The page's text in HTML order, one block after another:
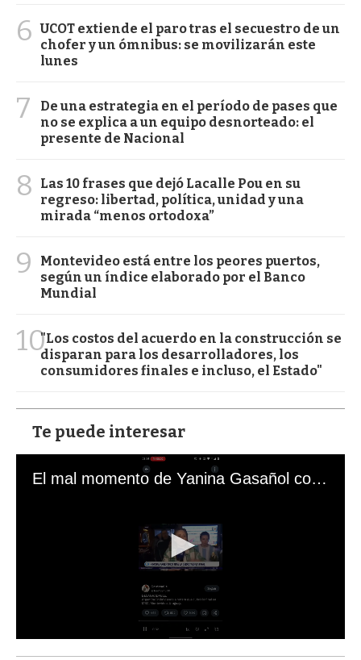
6 UCOT extiende el paro tras el secuestro de un
chofer y un ómnibus: se movilizarán este
lunes
7
De una estrategia en el período de pases que
no se explica a un equipo desnorteado: el
presente de Nacional
8
Las 10 frases que dejó Lacalle Pou en su
regreso: libertad, política, unidad y una
mirada “menos ortodoxa”
9
Montevideo está entre los peores puertos,
según un índice elaborado por el Banco
Mundial
10"Los costos del acuerdo en la construcción se
disparan para los desarrolladores, los
consumidores finales e incluso, el Estado"
Te puede interesar
El mal momento de Yanina Gasañol con un hincha argentino en "Subrayado"